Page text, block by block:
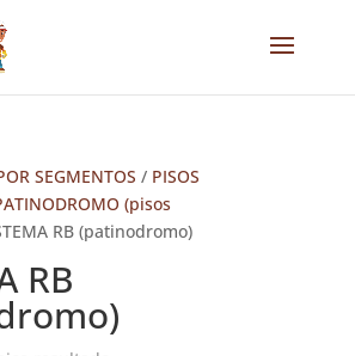
SEGMENTOS / PISOS
(pisos
RB (patinodromo)
RB